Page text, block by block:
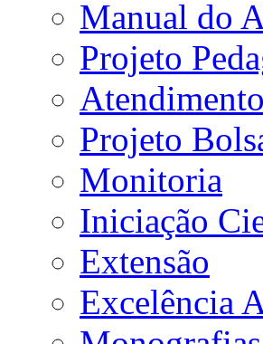
Manual do
Projeto
Projeto
Monitoria
Iniciação
Extensão
Excelência